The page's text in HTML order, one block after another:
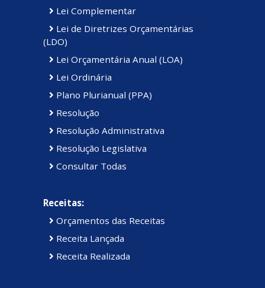
Lei Complementar
Lei de Diretrizes Orçamentárias
(LDO)
Lei Orçamentária Anual (LOA)
Lei Ordinária
Plano Plurianual (PPA)
Resolução
Resolução Administrativa
Resolução Legislativa
Consultar Todas
Receitas:
Orçamentos das Receitas
Receita Lançada
Receita Realizada